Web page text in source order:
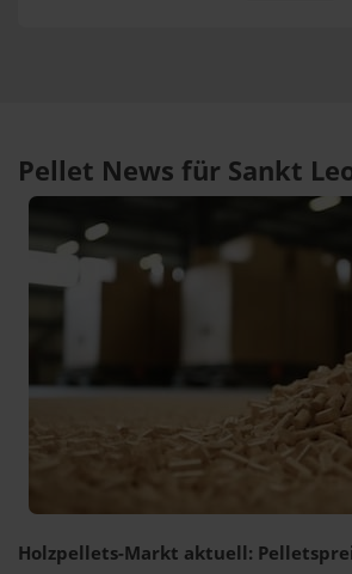
Pellet News für Sankt
Holzpellets-Markt aktuell: